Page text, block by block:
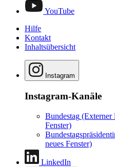
YouTube
Hilfe
Kontakt
Inhaltsübersicht
Instagram
Instagram-Kanäle
Bundestag (Externer
Fenster)
neues Fenster)
LinkedIn